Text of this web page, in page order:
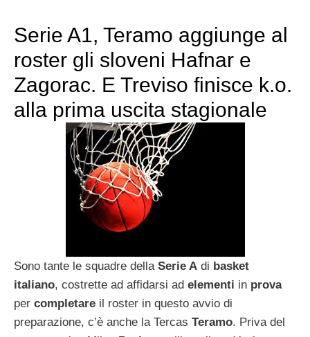
Serie A1, Teramo aggiunge al
roster gli sloveni Hafnar e
Zagorac. E Treviso finisce k.o.
alla prima uscita stagionale
Sono tante le squadre dellaSerie A di basket
italiano, costrette ad affidarsi ad elementi in prova
per completare il roster in questo avvio di
preparazione, c’è anche la Tercas Teramo. Priva del